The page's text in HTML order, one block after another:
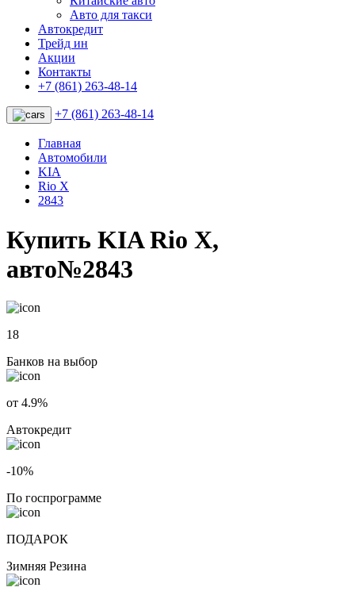
Авто для такси
Автокредит
Трейд ин
Акции
Контакты
+7 (861) 263-48-14
+7 (861) 263-48-14
Главная
Автомобили
KIA
Rio X
2843
Купить KIA Rio X,
авто№2843
18
Банков на выбор
от 4.9%
Автокредит
-10%
По госпрограмме
ПОДАРОК
Зимняя Резина